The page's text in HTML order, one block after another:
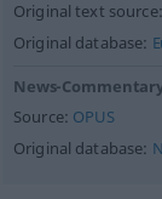
Original text source:
Original database:
News-
Source: OPUS
Original database: